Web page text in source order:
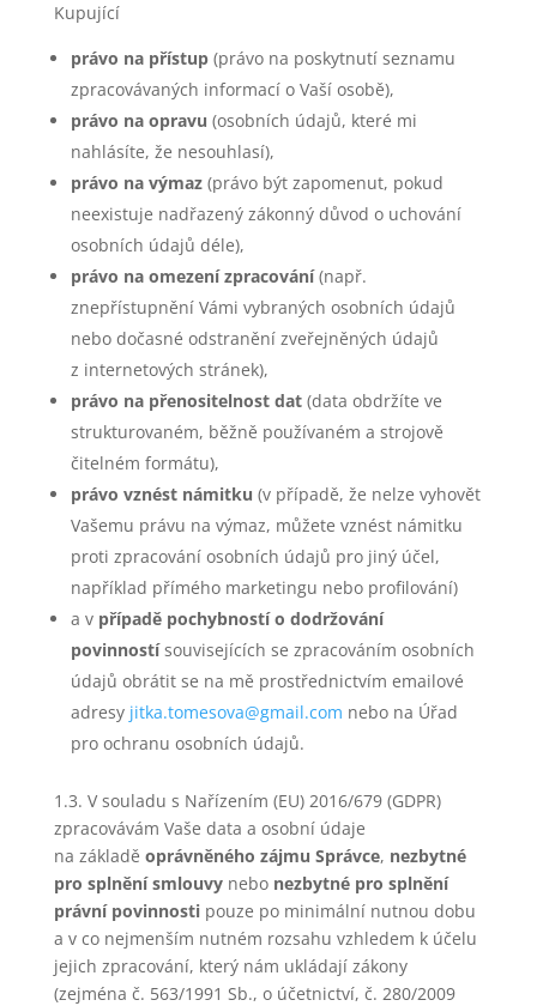
Kupující
právo na přístup(právo na poskytnutí seznamu
zpracovávaných informací o Vaší osobě),
právo na opravu (osobních údajů, které mi
nahlásíte, že nesouhlasí),
právo na výmaz(právo být zapomenut, pokud
neexistuje nadřazený zákonný důvod o uchování
osobních údajů déle),
právo na omezení zpracování(např.
znepřístupnění Vámi vybraných osobních údajů
nebo dočasné odstranění zveřejněných údajů
z internetových stránek),
právo na přenositelnost dat(data obdržíte ve
strukturovaném, běžně používaném a strojově
čitelném formátu),
právo vznést námitku (v případě, že nelze vyhovět
Vašemu právu na výmaz, můžete vznést námitku
proti zpracování osobních údajů pro jiný účel,
například přímého marketingu nebo profilování)
a v případě pochybností o dodržování
povinnostísouvisejících se zpracováním osobních
údajů obrátit se na mě prostřednictvím emailové
adresy jitka.tomesova@gmail.com nebo na Úřad
pro ochranu osobních údajů.
1.3. V souladu s Nařízením (EU) 2016/679 (GDPR)
zpracovávám Vaše data a osobní údaje
na základě oprávněného zájmu Správce, nezbytné
pro splnění smlouvynebo nezbytné pro splnění
právní povinnostipouze po minimální nutnou dobu
a v co nejmenším nutném rozsahu vzhledem k účelu
jejich zpracování, který nám ukládají zákony
(zejména č. 563/1991 Sb., o účetnictví, č. 280/2009